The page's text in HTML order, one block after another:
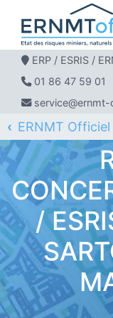
ERP / ESRIS /
01 86 47 59 01
service@ernmt-
ERNMT Officiel
ERP / ESRIS /
/